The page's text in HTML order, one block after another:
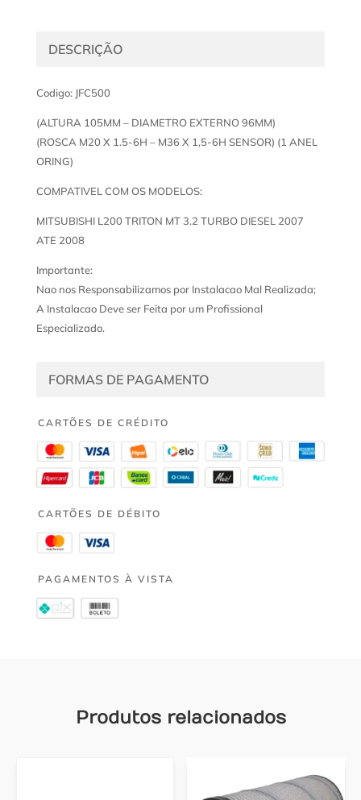
DESCRIÇÃO
Codigo: JFC500
(ALTURA 105MM – DIAMETRO EXTERNO 96MM)
(ROSCA M20 X 1.5-6H – M36 X 1,5-6H SENSOR) (1 ANEL
ORING)
COMPATIVEL COM OS MODELOS:
MITSUBISHI L200 TRITON MT 3.2 TURBO DIESEL 2007
ATE 2008
Importante:
Nao nos Responsabilizamos por Instalacao Mal Realizada;
A Instalacao Deve ser Feita por um Profissional
Especializado.
FORMAS DE PAGAMENTO
CARTÕES DE CRÉDITO
CARTÕES DE DÉBITO
PAGAMENTOS À VISTA
Produtos relacionados